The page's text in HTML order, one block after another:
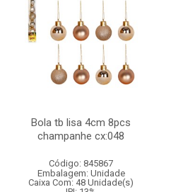
Bola tb lisa 4cm 8pcs
champanhe cx:048
Código: 845867
Embalagem: Unidade
Caixa Com: 48 Unidade(s)